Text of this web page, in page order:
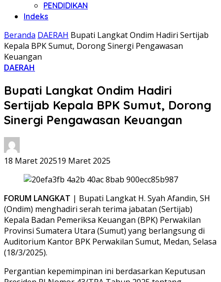
PENDIDIKAN
Indeks
Beranda DAERAH Bupati Langkat Ondim Hadiri Sertijab
Kepala BPK Sumut, Dorong Sinergi Pengawasan
Keuangan
DAERAH
Bupati Langkat Ondim Hadiri
Sertijab Kepala BPK Sumut, Dorong
Sinergi Pengawasan Keuangan
18 Maret 202519 Maret 2025
FORUM LANGKAT | Bupati Langkat H. Syah Afandin, SH
(Ondim) menghadiri serah terima jabatan (Sertijab)
Kepala Badan Pemeriksa Keuangan (BPK) Perwakilan
Provinsi Sumatera Utara (Sumut) yang berlangsung di
Auditorium Kantor BPK Perwakilan Sumut, Medan, Selasa
(18/3/2025).
Pergantian kepemimpinan ini berdasarkan Keputusan